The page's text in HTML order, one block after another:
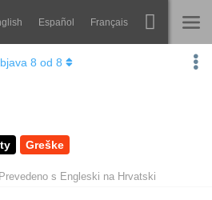
Español Français
Spine
Ogledna galerija
Greške
Prevedeno s Engleski na Hrvatski
8 od 8